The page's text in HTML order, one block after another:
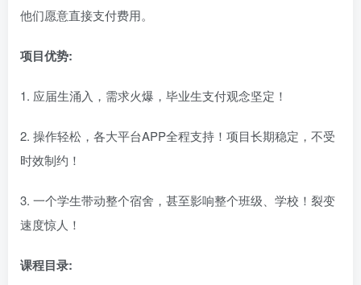
他们愿意直接支付费用。
项目优势:
1. 应届生涌入，需求火爆，毕业生支付观念坚定！
2. 操作轻松，各大平台APP全程支持！项目长期稳定，不受
时效制约！
3. 一个学生带动整个宿舍，甚至影响整个班级、学校！裂变
速度惊人！
课程目录: